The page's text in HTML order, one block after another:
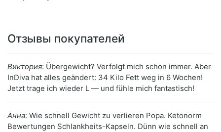
Отзывы покупателей
Виктория: Übergewicht? Verfolgt mich schon immer. Aber
InDiva hat alles geändert: 34 Kilo Fett weg in 6 Wochen!
Jetzt trage ich wieder L — und fühle mich fantastisch!
Анна: Wie schnell Gewicht zu verlieren Popa. Ketonorm
Bewertungen Schlankheits-Kapseln. Dünn wie schnell an